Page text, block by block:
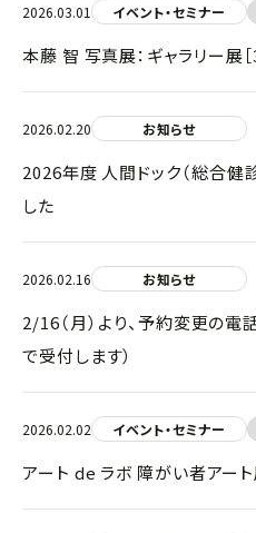
2026.03.01 イベント・セミナー
本藤 智 写真展：ギャラリー展［
2026.02.20 お知らせ
2026年度 人間ドック（総合健
した
2026.02.16 お知らせ
2/16（月）より、予約変更の
で受付します）
2026.02.02 イベント・セミナー
アート de ラボ 障がい者アート